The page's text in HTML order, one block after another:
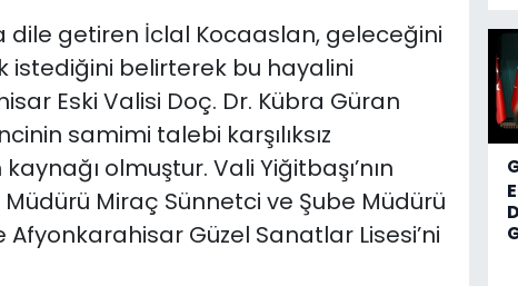
dile getiren İclal Kocaaslan, geleceğini
istediğini belirterek bu hayalini
Eski Valisi Doç. Dr. Kübra Güran
samimi talebi karşılıksız
olmuştur. Vali Yiğitbaşı’nın
Miraç Sünnetci ve Şube Müdürü
Güzel Sanatlar Lisesi’ni